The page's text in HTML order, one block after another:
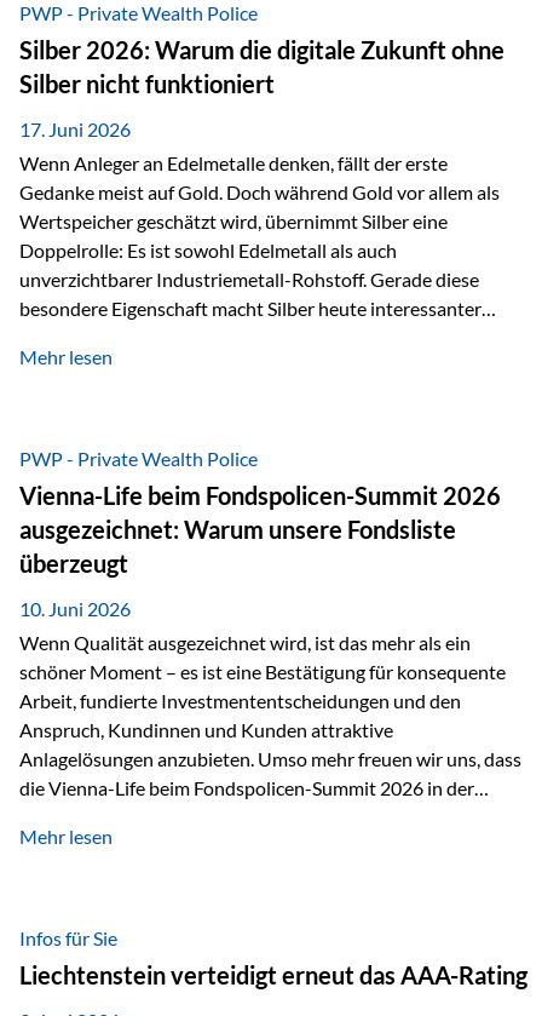
Veränderungen geprägt ist, kann diese aktive
Herangehensweise einen entscheidenden Mehrwert bieten.
Was zeichnet aktive Fonds aus? Aktive Fonds verfolgen das
Ziel, nicht nur einen Markt abzubilden, sondern gezielt
Anlageentscheidungen zu treffen. Fondsmanager
analysieren Unternehmen,…
PWP - Private Wealth Police
Silber 2026: Warum die digitale Zukunft ohne
Silber nicht funktioniert
17. Juni 2026
Wenn Anleger an Edelmetalle denken, fällt der erste
Gedanke meist auf Gold. Doch während Gold vor allem als
Wertspeicher geschätzt wird, übernimmt Silber eine
Doppelrolle: Es ist sowohl Edelmetall als auch
unverzichtbarer Industriemetall-Rohstoff. Gerade diese
besondere Eigenschaft macht Silber heute interessanter
elektrischer – und genau dort spielt Silber eine
Leitfähigkeit aller Metalle. Diese Eigenschaft macht es für
zahlreiche Zukunftstechnologien praktisch unverzichtbar.
Silber findet sich unter anderem in: Solarmodulen
Elektrofahrzeugen Halbleitern Smartphones und Tablets…
Mehr lesen
PWP - Private Wealth Police
Vienna-Life beim Fondspolicen-Summit 2026
ausgezeichnet: Warum unsere Fondsliste
überzeugt
10. Juni 2026
Wenn Qualität ausgezeichnet wird, ist das mehr als ein
schöner Moment – es ist eine Bestätigung für konsequente
Arbeit, fundierte Investmententscheidungen und den
Anspruch, Kundinnen und Kunden attraktive
Anlagelösungen anzubieten. Umso mehr freuen wir uns, dass
die Vienna-Life beim Fondspolicen-Summit 2026 in der
dieser Ehrung ist der renommierte Fondspolicenreport der
analysiert und verglichen wurden. Das Ergebnis: Die ETF-
Auswahl der Vienna-Life zählt zu den drei besten Angeboten
am Markt. Für uns ist diese Auszeichnung eine Bestätigung
Mehr lesen
Infos für Sie
Liechtenstein verteidigt erneut das AAA-Rating